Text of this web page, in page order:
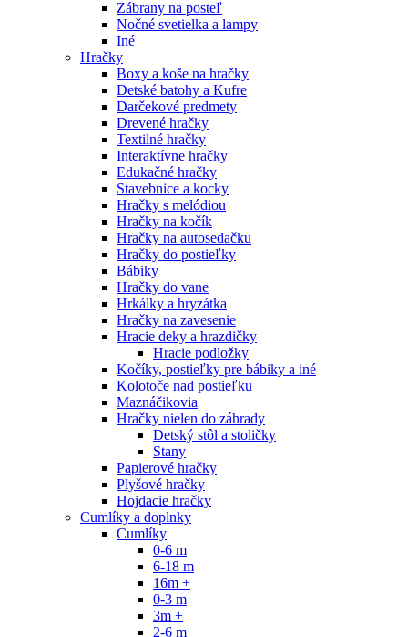
Zábrany na posteľ
Nočné svetielka a lampy
Iné
Hračky
Boxy a koše na hračky
Detské batohy a Kufre
Darčekové predmety
Drevené hračky
Textilné hračky
Interaktívne hračky
Edukačné hračky
Stavebnice a kocky
Hračky s melódiou
Hračky na kočík
Hračky na autosedačku
Hračky do postieľky
Bábiky
Hračky do vane
Hrkálky a hryzátka
Hračky na zavesenie
Hracie deky a hrazdičky
Hracie podložky
Kočíky, postieľky pre bábiky a iné
Kolotoče nad postieľku
Maznáčikovia
Hračky nielen do záhrady
Detský stôl a stoličky
Stany
Papierové hračky
Plyšové hračky
Hojdacie hračky
Cumlíky a doplnky
Cumlíky
0-6 m
6-18 m
16m +
0-3 m
3m +
2-6 m